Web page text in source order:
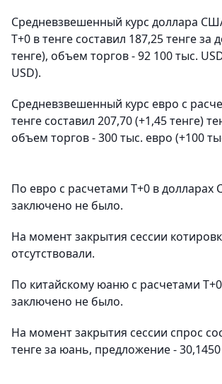
Средневзвешенный курс доллара
T+0 в тенге составил 187,25 тенге за
тенге), объем торгов - 92 100 тыс.
USD).
Средневзвешенный курс евро с
тенге составил 207,70 (+1,45 тенге)
объем торгов - 300 тыс. евро (+100
По евро с расчетами T+0 в долларах
заключено не было.
На момент закрытия сессии
отсутствовали.
По китайскому юаню с расчетами T+0
заключено не было.
На момент закрытия сессии спрос
тенге за юань, предложение -